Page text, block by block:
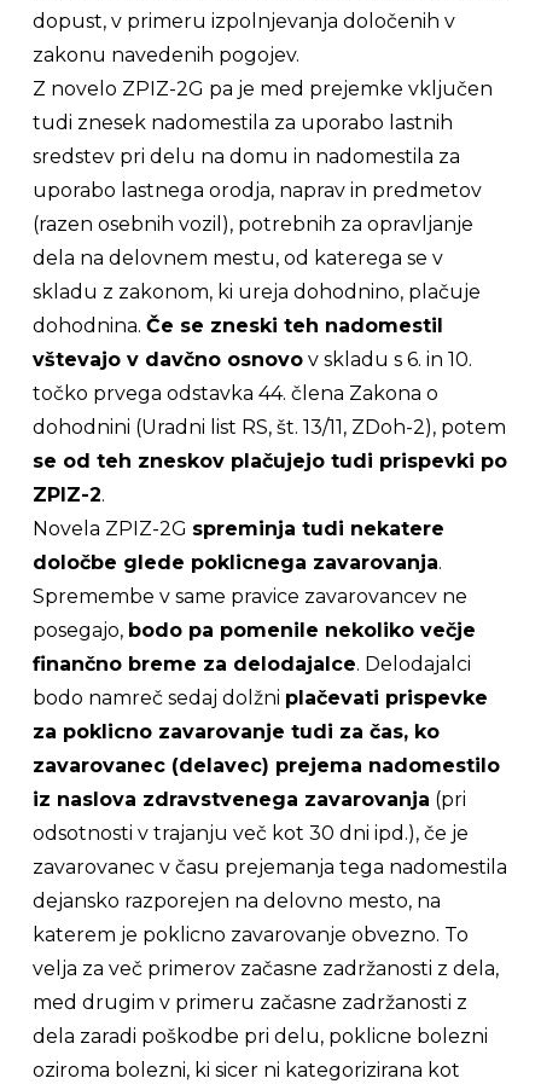
dopust, v primeru izpolnjevanja določenih v
zakonu navedenih pogojev.
Z novelo ZPIZ-2G pa je med prejemke vključen
tudi znesek nadomestila za uporabo lastnih
sredstev pri delu na domu in nadomestila za
uporabo lastnega orodja, naprav in predmetov
(razen osebnih vozil), potrebnih za opravljanje
dela na delovnem mestu, od katerega se v
skladu z zakonom, ki ureja dohodnino, plačuje
dohodnina. Če se zneski teh nadomestil
vštevajo v davčno osnovov skladu s 6. in 10.
točko prvega odstavka 44. člena Zakona o
dohodnini (Uradni list RS, št. 13/11, ZDoh-2), potem
se od teh zneskov plačujejo tudi prispevki po
ZPIZ-2.
Novela ZPIZ-2G spreminja tudi nekatere
določbe glede poklicnega zavarovanja.
Spremembe v same pravice zavarovancev ne
posegajo, bodo pa pomenile nekoliko večje
finančno breme za delodajalce. Delodajalci
bodo namreč sedaj dolžni plačevati prispevke
za poklicno zavarovanje tudi za čas, ko
zavarovanec (delavec) prejema nadomestilo
iz naslova zdravstvenega zavarovanja (pri
odsotnosti v trajanju več kot 30 dni ipd.), če je
zavarovanec v času prejemanja tega nadomestila
dejansko razporejen na delovno mesto, na
katerem je poklicno zavarovanje obvezno. To
velja za več primerov začasne zadržanosti z dela,
med drugim v primeru začasne zadržanosti z
dela zaradi poškodbe pri delu, poklicne bolezni
oziroma bolezni, ki sicer ni kategorizirana kot